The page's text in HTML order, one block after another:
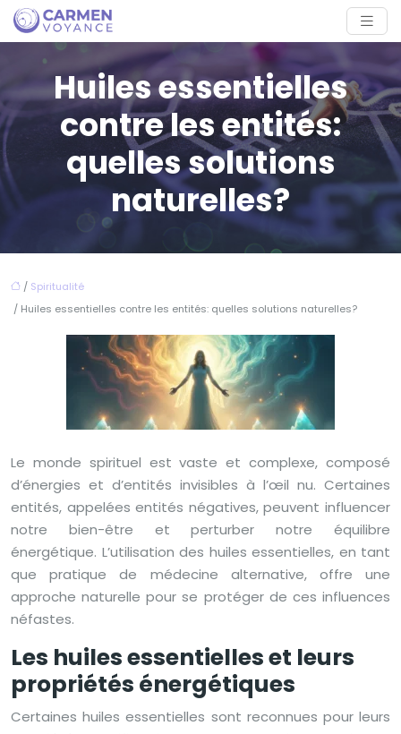
Huiles essentielles
contre les entités:
quelles solutions
naturelles?
/ Spiritualité
/ Huiles essentielles contre les entités: quelles solutions naturelles?
Le monde spirituel est vaste et complexe, composé
d’énergies et d’entités invisibles à l’œil nu. Certaines
entités, appelées entités négatives, peuvent influencer
notre bien-être et perturber notre équilibre
énergétique. L’utilisation des huiles essentielles, en tant
que pratique de médecine alternative, offre une
approche naturelle pour se protéger de ces influences
néfastes.
Les huiles essentielles et leurs
propriétés énergétiques
Certaines huiles essentielles sont reconnues pour leurs